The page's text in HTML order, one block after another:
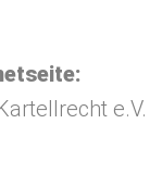
e.V.